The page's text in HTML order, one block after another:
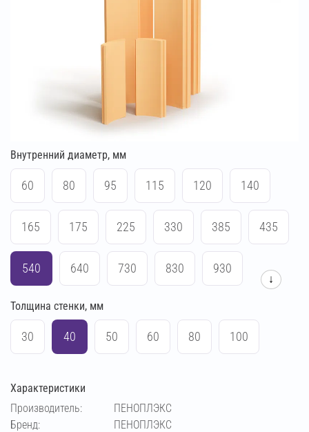
Внутренний диаметр, мм
60 80 95 115 120 140
165 175 225 330 385 435
540 640 730 830 930
1030 1230
↓
Толщина стенки, мм
30 40 50 60 80 100
Характеристики
Производитель:
ПЕНОПЛЭКС
Бренд:
ПЕНОПЛЭКС